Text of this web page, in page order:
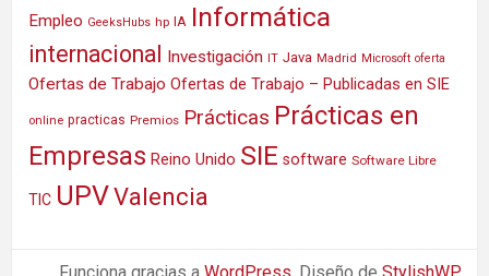
Empleo GeeksHubs hp IA Informática
internacional Investigación IT Java Madrid Microsoft oferta
Ofertas de Trabajo Ofertas de Trabajo – Publicadas en SIE
online practicas Premios Prácticas Prácticas en
Empresas Reino Unido SIE software Software Libre
TIC UPVValencia